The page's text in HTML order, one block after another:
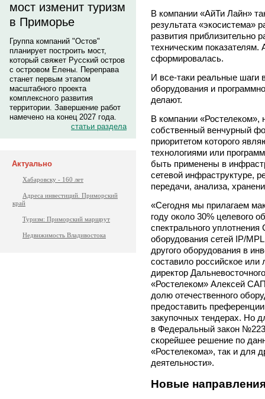
мост изменит туризм
в Приморье
Группа компаний "Остов"
планирует построить мост,
который свяжет Русский остров
с островом Елены. Переправа
станет первым этапом
масштабного проекта
комплексного развития
территории. Завершение работ
намечено на конец 2027 года.
статьи раздела
Актуально
Хабаровску - 160 лет
Адреса инвестиций. Приморский
край
Туризм: Приморский маршрут
Недвижимость Владивостока
В компании «АйТи Лайн»
результата «экосистема»
развития приблизительно
техническим
сформировалась.
И все-таки реальные шаги
оборудования и
делают.
В компании «Ростелеком»,
собственный венчурный
приоритетом которого
технологиями или
быть применены в
сетевой инфраструктуре,
передачи, анализа,
«Сегодня мы прилагаем
году около 30% целевого
спектрального
оборудования сетей IP/
другого оборудования в
составило российское или
директор
«Ростелеком» Алексей
долю отечественного
предоставить
закупочных тендерах. Но
в Федеральный закон
скорейшее решение по
«Ростелекома», так и для
деятельности».
Новые